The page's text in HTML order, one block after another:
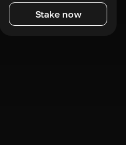
Stake now